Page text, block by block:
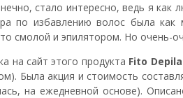
стало интересно, ведь я как
по избавлению волос была
смолой и эпилятором. Но очень-
на сайт этого продукта Fito
Была акция и стоимость
на ежедневной основе).